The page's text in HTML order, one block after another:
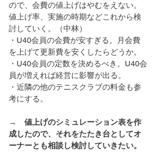
ので、会費の値上げはやむをえない。
値上げ率、実施の時期などこれから検
討していく。（中林）
・U40会員の会費が安すぎる。月会費
を上げて更新費を安くしたらどうか。
・U40会員の定数を決めるべき。U40会
員が増えれば経営に影響が出る。
・近隣の他のテニスクラブの料金も参
考にする。
→　値上げのシミュレーション表を作
成したので、それをたたき台としてオ
ーナーとも相談し検討していきたい。